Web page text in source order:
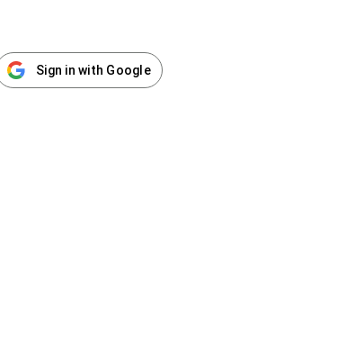
Sign in with Google